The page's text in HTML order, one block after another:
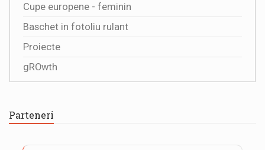
Cupe europene - feminin
Baschet in fotoliu rulant
Proiecte
gROwth
Parteneri